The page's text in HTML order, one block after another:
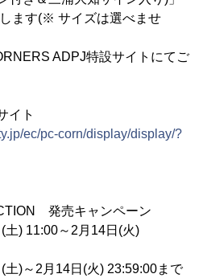
ます(※ サイズは選べませ
ADPJ特設サイトにてご
イト
ec/pc-corn/display/display/?
発売キャンペーン
) 11:00～2月14日(火)
)～2月14日(火) 23:59:00まで